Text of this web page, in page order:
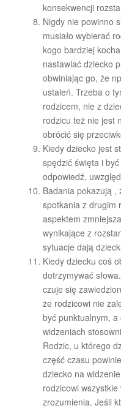
konsekwencji
Nigdy nie powinno
musiało wybierać
kogo bardziej
nastawiać dziecko
obwiniając go, że
ustaleń. Trzeba o
rodzicem, nie z
rodzicu też nie jest
obrócić się
Kiedy dziecko jest
spędzić święta i
odpowiedź,
Badania pokazują ,
spotkania z drugim
aspektem
wynikające z
sytuacje dają
Kiedy dziecku coś
dotrzymywać
czuje się
że rodzicowi nie
być punktualnym,
widzeniach
Rodzic, u którego
część czasu
dziecko na
rodzicowi
zrozumienia. Jeśli